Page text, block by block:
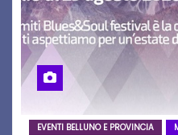
EVENTI BELLUNO E PROVINCIA